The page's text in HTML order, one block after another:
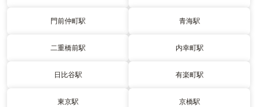
門前仲町駅 青海駅
二重橋前駅 内幸町駅
日比谷駅 有楽町駅
東京駅 京橋駅